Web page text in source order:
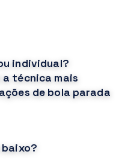
individual?
a técnica mais
de bola parada
baixo?